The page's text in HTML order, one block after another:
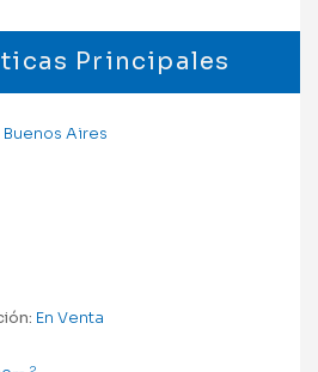
Principales
Aires
En Venta